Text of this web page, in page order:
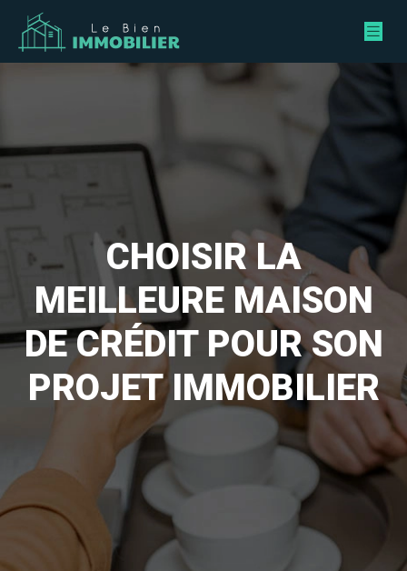
CHOISIR LA
MEILLEURE MAISON
DE CRÉDIT POUR SON
PROJET IMMOBILIER